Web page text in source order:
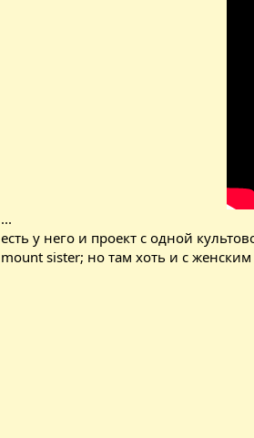
...
есть у него и проект с одной
mount sister; но там хоть и с